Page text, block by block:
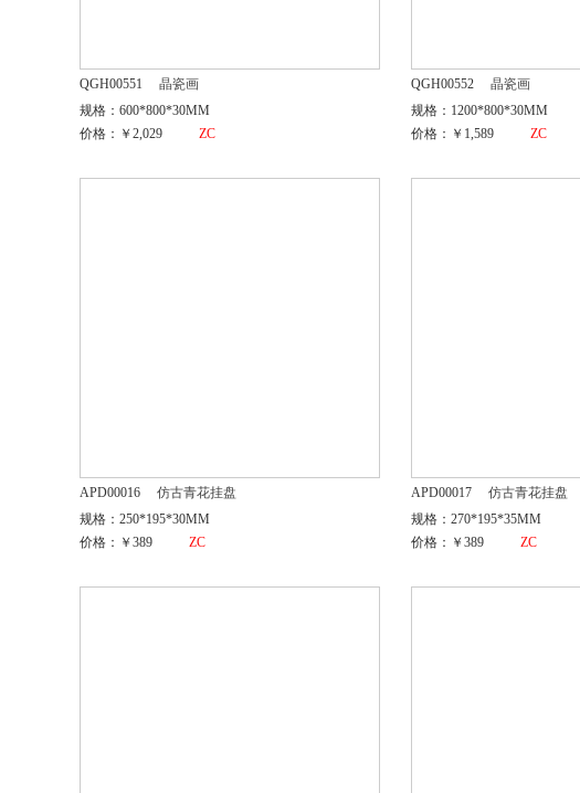
QGH00551
晶瓷画
规格：600*800*30MM
价格：￥2,029
ZC
QGH00552
晶瓷画
规格：1200*800*30MM
价格：￥1,589
ZC
APD00016
仿古青花挂盘
规格：250*195*30MM
价格：￥389
ZC
APD00017
仿古青花挂盘
规格：270*195*35MM
价格：￥389
ZC